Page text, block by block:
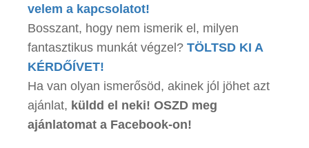
velem a kapcsolatot!
Bosszant, hogy nem ismerik el, milyen
fantasztikus munkát végzel? TÖLTSD KI A
KÉRDŐÍVET!
Ha van olyan ismerősöd, akinek jól jöhet azt
ajánlat, küldd el neki! OSZD meg
ajánlatomat a Facebook-on!